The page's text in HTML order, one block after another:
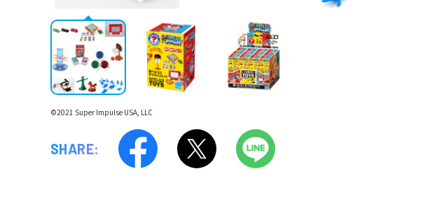
©2021 Super Impulse USA, LLC
SHARE: